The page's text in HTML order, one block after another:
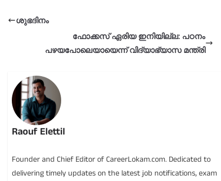
ശുഭദിനം
ഫോക്കസ് ഏരിയ ഇനിയില്ല: പഠനം
പഴയപോലെയായെന്ന് വിദ്യാഭ്യാസ മന്ത്രി
Raouf Elettil
Founder and Chief Editor of CareerLokam.com. Dedicated to
delivering timely updates on the latest job notifications, exam